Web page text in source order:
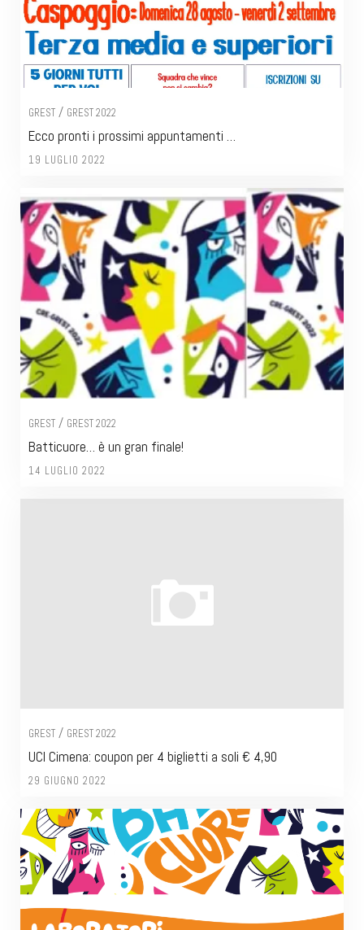
GREST / GREST 2022
Ecco pronti i prossimi appuntamenti …
19 LUGLIO 2022
GREST / GREST 2022
Batticuore… è un gran finale!
14 LUGLIO 2022
GREST / GREST 2022
UCI Cimena: coupon per 4 biglietti a soli € 4,90
29 GIUGNO 2022